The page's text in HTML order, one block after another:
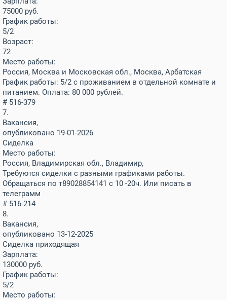
75000 руб.
График работы:
5/2
Возраст:
72
Место работы:
Россия, Москва и Московская обл., Москва, Арбатская
График работы: 5/2 с проживанием в отдельной комнате и
питанием. Оплата: 80 000 рублей.
# 516-379
7.
Вакансия,
опубликовано 19-01-2026
Сиделка
Место работы:
Россия, Владимирская обл., Владимир,
Требуются сиделки с разными графиками работы.
Обращаться по т89028854141 с 10 -20ч. Или писать в
телеграмм
# 516-214
8.
Вакансия,
опубликовано 13-12-2025
Сиделка приходящая
Зарплата:
130000 руб.
График работы:
5/2
Место работы: